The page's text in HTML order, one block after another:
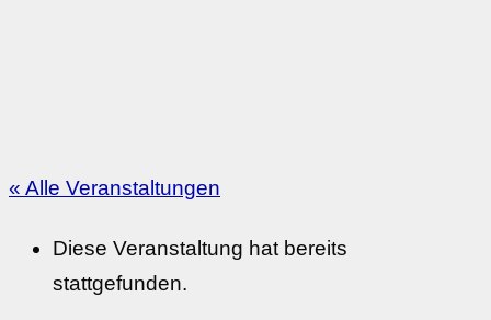
« Alle Veranstaltungen
Diese Veranstaltung hat bereits
stattgefunden.